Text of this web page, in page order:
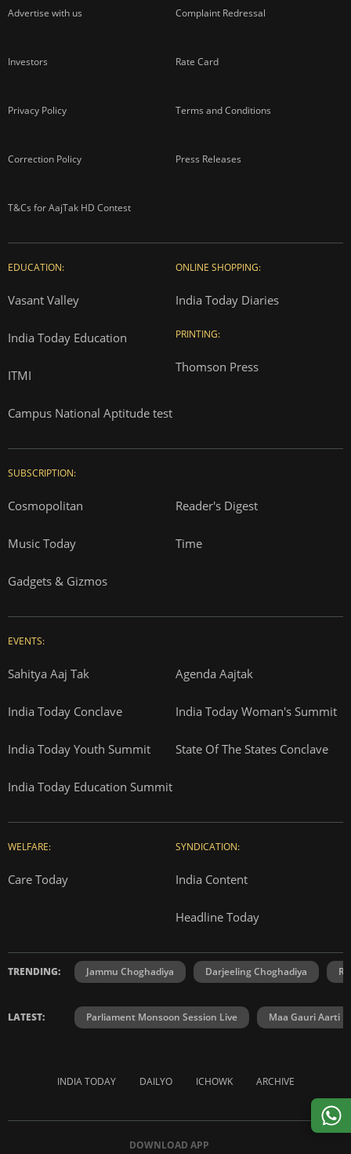
Advertise with us Complaint Redressal
Investors Rate Card
Privacy Policy Terms and Conditions
Correction Policy Press Releases
T&Cs for AajTak HD Contest
EDUCATION:
Vasant Valley
India Today Education
ITMI
Campus National Aptitude test
ONLINE SHOPPING:
India Today Diaries
PRINTING:
Thomson Press
SUBSCRIPTION:
Cosmopolitan Reader's Digest
Music Today Time
Gadgets & Gizmos
EVENTS:
Sahitya Aaj Tak Agenda Aajtak
India Today Conclave India Today Woman's Summit
India Today Youth Summit State Of The States Conclave
India Today Education Summit
WELFARE:
Care Today
SYNDICATION:
India Content
Headline Today
TRENDING: Jammu Choghadiya Darjeeling Choghadiya
LATEST: Parliament Monsoon Session Live Maa Gauri Aarti
INDIA TODAY DAILYO ICHOWK ARCHIVE
DOWNLOAD APP